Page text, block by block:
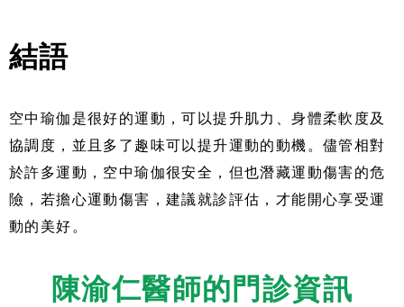
結語
空中瑜伽是很好的運動，可以提升肌力、身體柔軟度及
協調度，並且多了趣味可以提升運動的動機。儘管相對
於許多運動，空中瑜伽很安全，但也潛藏運動傷害的危
險，若擔心運動傷害，建議就診評估，才能開心享受運
動的美好。
陳渝仁醫師的門診資訊